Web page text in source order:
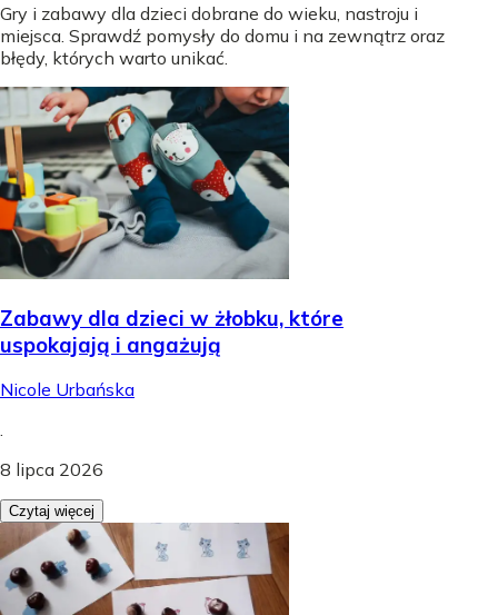
Gry i zabawy dla dzieci dobrane do wieku, nastroju i
miejsca. Sprawdź pomysły do domu i na zewnątrz oraz
błędy, których warto unikać.
Zabawy dla dzieci w żłobku, które
uspokajają i angażują
Nicole Urbańska
.
8 lipca 2026
Czytaj więcej